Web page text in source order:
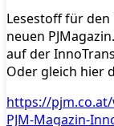
Lesestoff für
neuen
auf der
Oder gleich hier
https://
PJM-Magazin-